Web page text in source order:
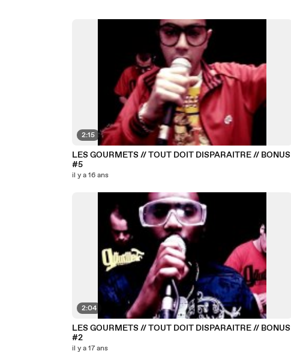
2:15
LES GOURMETS // TOUT DOIT DISPARAITRE // BONUS
#5
il y a 16 ans
2:04
LES GOURMETS // TOUT DOIT DISPARAITRE // BONUS
#2
il y a 17 ans